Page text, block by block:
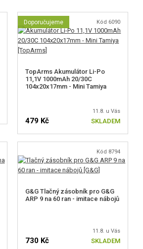
Doporučujeme Kód 6090
TopArms Akumulátor Li-Po
11,1V 1000mAh 20/30C
104x20x17mm - Mini Tamiya
11.8. u Vás
479 Kč SKLADEM
Kód 8794
G&G Tlačný zásobník pro G&G
ARP 9 na 60 ran - imitace nábojů
11.8. u Vás
730 Kč SKLADEM